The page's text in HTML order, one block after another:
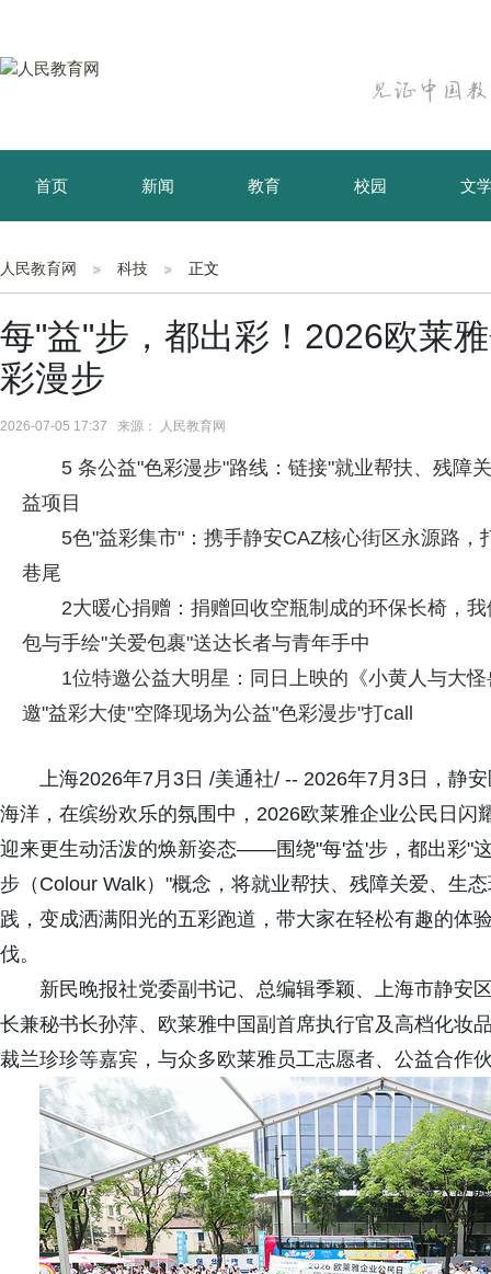
首页 新闻 教育 校园 文
育儿 资讯
人民教育网 科技 正文
每"益"步，都出彩！2026欧莱
彩漫步
2026-07-05 17:37 来源： 人民教育网
5 条公益"色彩漫步"路线：链接"就业帮扶、残障
益项目
5色"益彩集市"：携手静安CAZ核心街区永源路
巷尾
2大暖心捐赠：捐赠回收空瓶制成的环保长椅，
包与手绘"关爱包裹"送达长者与青年手中
1位特邀公益大明星：同日上映的《小黄人与大
邀"益彩大使"空降现场为公益"色彩漫步"打call
上海2026年7月3日 /美通社/ -- 2026年7月3日，静
海洋，在缤纷欢乐的氛围中，2026欧莱雅企业公民日
迎来更生动活泼的焕新姿态——围绕"每'益'步，都出彩"
步（Colour Walk）"概念，将就业帮扶、残障关爱、生
践，变成洒满阳光的五彩跑道，带大家在轻松有趣的体
伐。
新民晚报社党委副书记、总编辑季颖、上海市静安
长兼秘书长孙萍、欧莱雅中国副首席执行官及高档化妆
裁兰珍珍等嘉宾，与众多欧莱雅员工志愿者、公益合作